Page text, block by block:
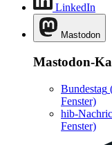
LinkedIn
Mastodon
Mastodon-
Bundestag
Fenster)
hib-
Fenster)